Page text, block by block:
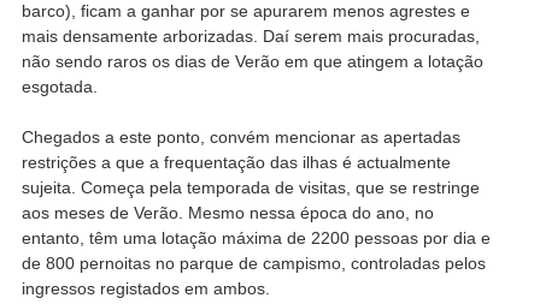
barco), ficam a ganhar por se apurarem menos agrestes e
mais densamente arborizadas. Daí serem mais procuradas,
não sendo raros os dias de Verão em que atingem a lotação
esgotada.
Chegados a este ponto, convém mencionar as apertadas
restrições a que a frequentação das ilhas é actualmente
sujeita. Começa pela temporada de visitas, que se restringe
aos meses de Verão. Mesmo nessa época do ano, no
entanto, têm uma lotação máxima de 2200 pessoas por dia e
de 800 pernoitas no parque de campismo, controladas pelos
ingressos registados em ambos.